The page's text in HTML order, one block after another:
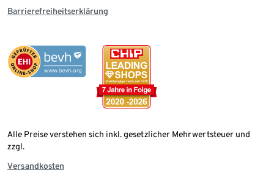
Barrierefreiheitserklärung
Alle Preise verstehen sich inkl. gesetzlicher Mehrwertsteuer und
zzgl.
Versandkosten